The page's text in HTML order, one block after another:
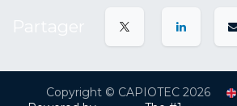
Copyright © CAPIOTEC 2026